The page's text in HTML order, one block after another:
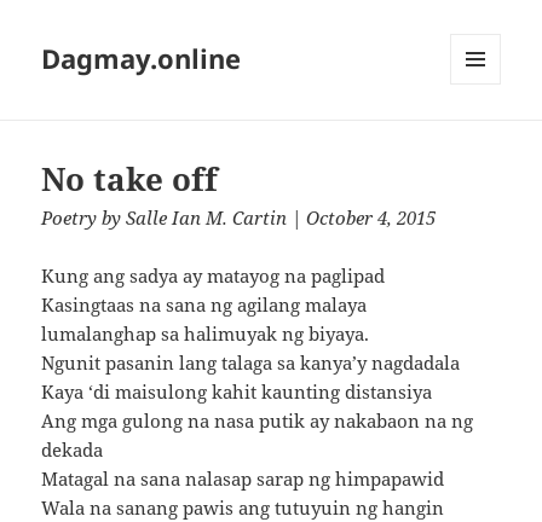
Dagmay.online
No take off
Poetry bySalle Ian M. Cartin | October 4, 2015
Kung ang sadya ay matayog na paglipad
Kasingtaas na sana ng agilang malaya
lumalanghap sa halimuyak ng biyaya.
Ngunit pasanin lang talaga sa kanya’y nagdadala
Kaya ‘di maisulong kahit kaunting distansiya
Ang mga gulong na nasa putik ay nakabaon na ng
dekada
Matagal na sana nalasap sarap ng himpapawid
Wala na sanang pawis ang tutuyuin ng hangin